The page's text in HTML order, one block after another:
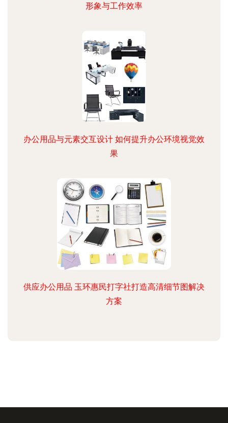
形象与工作效率
办公用品与元素交互设计 如何提升办公环境视觉效
果
供应办公用品 玉环惠民打字社打造高清细节图解决
方案